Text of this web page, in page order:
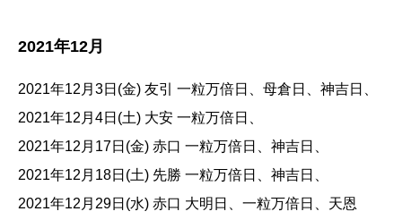
2021年12月
2021年12月3日(金) 友引 一粒万倍日、母倉日、神吉日、
2021年12月4日(土) 大安 一粒万倍日、
2021年12月17日(金) 赤口 一粒万倍日、神吉日、
2021年12月18日(土) 先勝 一粒万倍日、神吉日、
2021年12月29日(水) 赤口 大明日、一粒万倍日、天恩